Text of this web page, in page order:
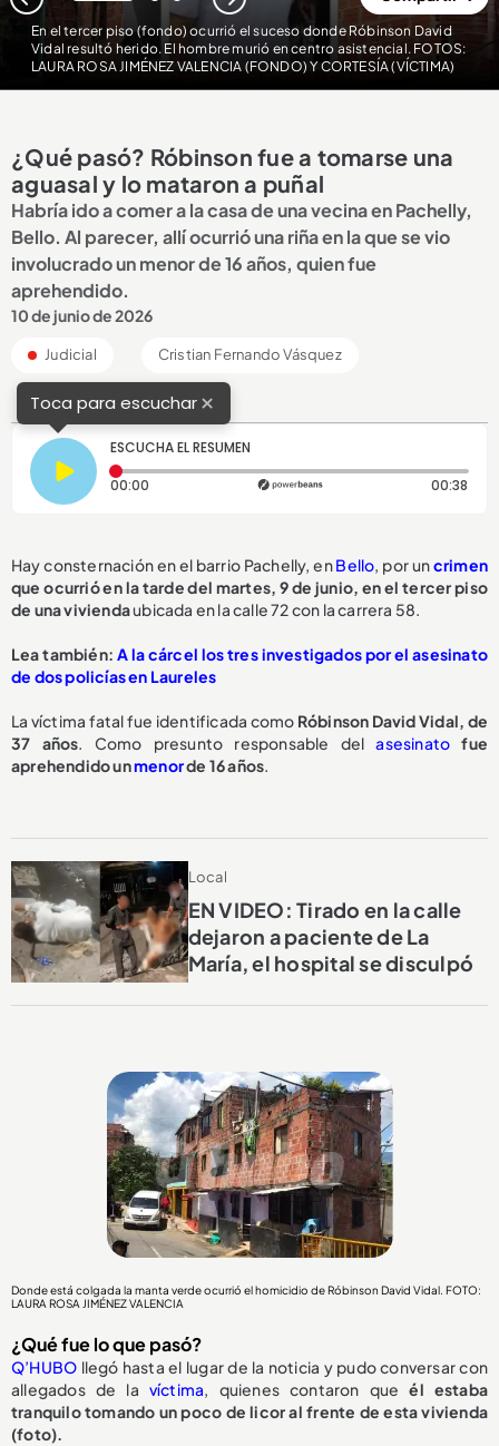
En el tercer piso (fondo) ocurrió el suceso donde Róbinson David
Vidal resultó herido. El hombre murió en centro asistencial. FOTOS:
LAURA ROSA JIMÉNEZ VALENCIA (FONDO) Y CORTESÍA (VÍCTIMA)
¿Qué pasó? Róbinson fue a tomarse una
aguasal y lo mataron a puñal
Habría ido a comer a la casa de una vecina en Pachelly,
Bello. Al parecer, allí ocurrió una riña en la que se vio
involucrado un menor de 16 años, quien fue
aprehendido.
10 de junio de 2026
Judicial Cristian Fernando Vásquez
Toca para escuchar×
ESCUCHA EL RESUMEN
00:00 Tiempo transcurrido: 0 segundos 00:38
Hay consternación en el barrio Pachelly, enBello, por uncrimen
que ocurrió en la tarde del martes, 9 de junio, en el tercer piso
de una viviendaubicada en la calle 72 con la carrera 58.
Lea también: A la cárcel los tres investigados por el asesinato
de dos policías en Laureles
La víctima fatal fue identificada como Róbinson David Vidal, de
37 años. Como presunto responsable delasesinato fue
aprehendido unmenorde 16 años.
Local
EN VIDEO: Tirado en la calle
dejaron a paciente de La
María, el hospital se disculpó
Donde está colgada la manta verde ocurrió el homicidio de Róbinson David Vidal. FOTO:
LAURA ROSA JIMÉNEZ VALENCIA
¿Qué fue lo que pasó?
Q’HUBO llegó hasta el lugar de la noticia y pudo conversar con
allegados de la víctima, quienes contaron queél estaba
tranquilo tomando un poco de licor al frente de esta vivienda
(foto).